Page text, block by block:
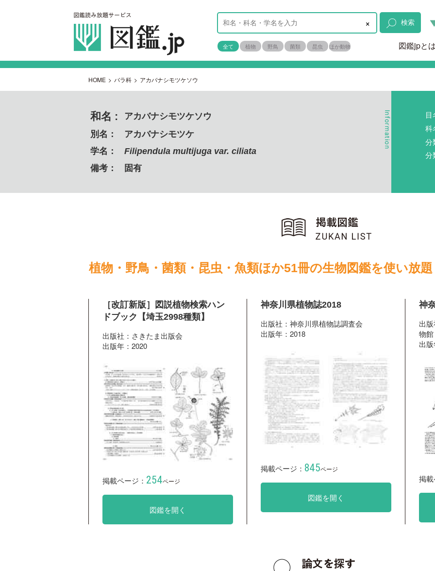
× 検索
全て 植物 野鳥 菌類 昆虫 ほか動物 図鑑jpと
HOME > バラ科 > アカバナシモツケソウ
和名 :
アカバナシモツケソウ
別名：
アカバナシモツケ
学名：
Filipendula multijuga var. ciliata
備考：
固有
科
分
分
植物・野鳥・菌類・昆虫・魚類ほか51冊の生物図鑑を使い放題
［改訂新版］図説植物検索ハン
ドブック【埼玉2998種類】
出版社：さきたま出版会
出版年：2020
掲載ページ： 254ページ
図鑑を開く
神奈川県植物誌2018
出版社：神奈川県植物誌調査会
出版年：2018
掲載ページ： 845ページ
図鑑を開く
神
出
物館
出
掲